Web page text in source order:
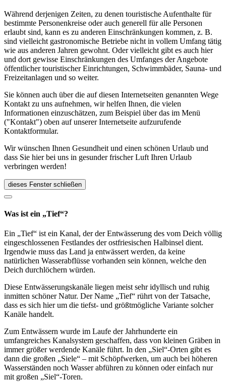
Während derjenigen Zeiten, zu denen touristische Aufenthalte für
bestimmte Personenkreise oder auch generell für alle Personen
erlaubt sind, kann es zu anderen Einschränkungen kommen, z. B.
sind vielleicht gastronomische Betriebe nicht in vollem Umfang tätig
wie aus anderen Jahren gewohnt. Oder vielleicht gibt es auch hier
und dort gewisse Einschränkungen des Umfanges der Angebote
öffentlicher touristischer Einrichtungen, Schwimmbäder, Sauna- und
Freizeitanlagen und so weiter.
Sie können auch über die auf diesen Internetseiten genannten Wege
Kontakt zu uns aufnehmen, wir helfen Ihnen, die vielen
Informationen einzuschätzen, zum Beispiel über das im Menü
("Kontakt") oben auf unserer Internetseite aufzurufende
Kontaktformular.
Wir wünschen Ihnen Gesundheit und einen schönen Urlaub und
dass Sie hier bei uns in gesunder frischer Luft Ihren Urlaub
verbringen werden!
dieses Fenster schließen
Was ist ein „Tief“?
Ein „Tief“ ist ein Kanal, der der Entwässerung des vom Deich völlig
eingeschlossenen Festlandes der ostfriesischen Halbinsel dient.
Irgendwie muss das Land ja entwässert werden, da keine
natürlichen Wasserabflüsse vorhanden sein können, welche den
Deich durchlöchern würden.
Diese Entwässerungskanäle liegen meist sehr idyllisch und ruhig
inmitten schöner Natur. Der Name „Tief“ rührt von der Tatsache,
dass es sich hier um die tiefst- und größtmögliche Variante solcher
Kanäle handelt.
Zum Entwässern wurde im Laufe der Jahrhunderte ein
umfangreiches Kanalsystem geschaffen, dass von kleinen Gräben in
immer größer werdende Kanäle führt. In den „Siel“-Orten gibt es
dann die großen „Siele“ – mit Schöpfwerken, um auch bei höheren
Wasserständen noch Wasser abführen zu können oder einfach nur
mit großen „Siel“-Toren.